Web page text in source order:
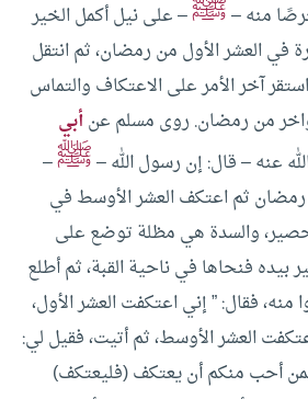
منه –ﷺ– على نيل أكمل الخير
في العشر الأول من رمضان، ثم انتقل
آخر الأمر على الاعتكاف والتماس
من رمضان. روى مسلم عن أبي
عنه – قال: إن رسول الله –ﷺ–
ثم اعتكف العشر الأوسط في
والسدة هي مظلة توضع على
بيده فنحاها في ناحية القبة، ثم أطلع
منه، فقال: ” إني اعتكفت العشر الأول،
العشر الأوسط، ثم أتيت، فقيل لي:
فمن أحب منكم أن يعتكف (فليعتكف)